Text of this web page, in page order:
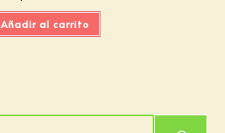
Añadir al carrito